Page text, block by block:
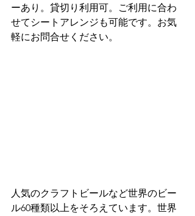
ーあり。貸切り利用可。ご利用に合わ
せてシートアレンジも可能です。お気
軽にお問合せください。
人気のクラフトビールなど世界のビー
ル60種類以上をそろえています。世界